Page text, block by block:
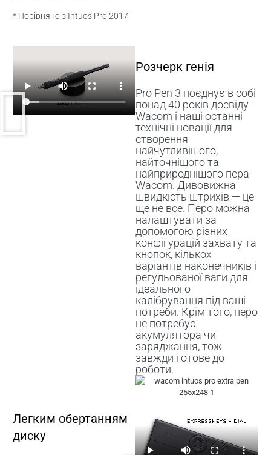
* Порівняно з Intuos Pro 2017
Розчерк генія
Pro Pen 3 поєднує в собі
понад 40 років досвіду
Wacom і наші останні
технічні новації для
створення
найчутливішого,
найточнішого та
найприроднішого пера
Wacom. Дивовижна
швидкість штрихів — це
ще не все. Перо можна
налаштувати за
допомогою різних
конфігурацій захвату та
кнопок, кількох
варіантів наконечників і
регульованої ваги для
ідеального
калібрування під ваші
потреби. Крім того, перо
не потребує
акумулятора чи
заряджання, тож
завжди готове до
роботи.
Легким обертанням
диску